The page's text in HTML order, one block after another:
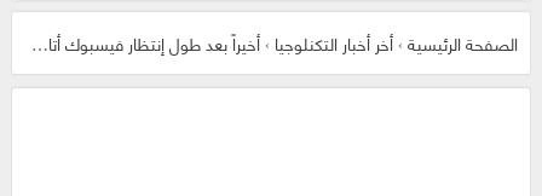
الصفحة الرئيسية›أخر أخبار التكنلوجيا›أخيراً بعد طول إنتظار فيسبوك أتاحت ميزة العثور على نقاط الواي فاي المجانية لجميع المستخدمين حول العالم